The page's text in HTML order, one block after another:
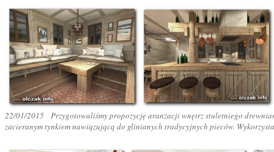
22/01/2015 Przygotowaliśmy propozycję aranżacji wnętrz stuletniego
zacieranym tynkiem nawiązującą do glinianych tradycyjnych pieców.